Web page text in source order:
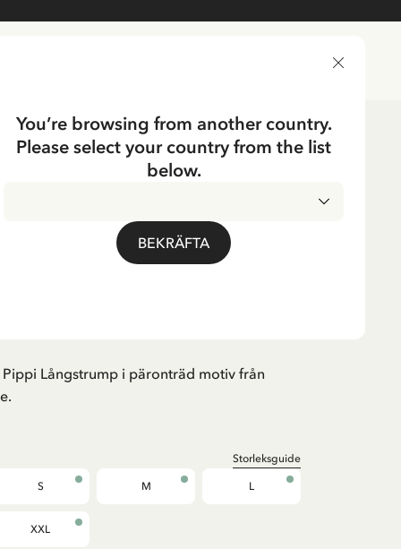
för vuxna
Långstrump
- beige
Pippi Långstrump i päronträd motiv från
Storleksguide
S M L
XXL
You’re browsing from another country.
Please select your country from the list
below.
BEKRÄFTA